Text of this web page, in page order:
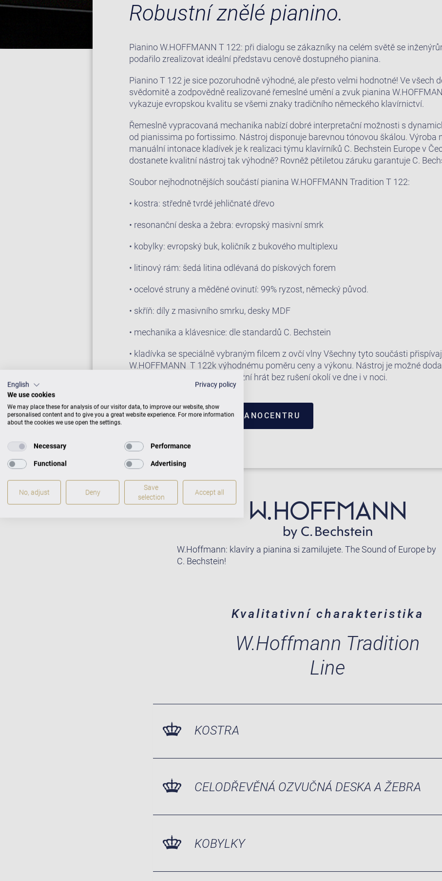
Robustní znělé pianino.
Pianino W.HOFFMANN T 122: při dialogu se zákazníky na celém světě se
podařilo zrealizovat ideální představu cenově dostupného pianina.
Pianino T 122 je sice pozoruhodně výhodné, ale přesto velmi hodnotné! Ve všech
svědomitě a zodpovědně realizované řemeslné umění a zvuk pianina
vykazuje evropskou kvalitu se všemi znaky tradičního německého klavírnictví.
Řemeslně vypracovaná mechanika nabízí dobré interpretační možnosti s
od pianissima po fortissimo. Nástroj disponuje barevnou tónovou škálou. Výroba
manuální intonace kladívek je k realizaci týmu klavírníků C. Bechstein Europe v
dostanete kvalitní nástroj tak výhodně? Rovněž pětiletou záruku garantuje C.
Soubor nejhodnotnějších součástí pianina W.HOFFMANN Tradition T 122:
• kostra: středně tvrdé jehličnaté dřevo
• resonanční deska a žebra: evropský masivní smrk
• kobylky: evropský buk, količník z bukového multiplexu
• litinový rám: šedá litina odlévaná do pískových forem
• ocelové struny a měděné ovinutí: 99% ryzost, německý původ.
• skříň: díly z masivního smrku, desky MDF
• mechanika a klávesnice: dle standardů C. Bechstein
• kladívka se speciálně vybraným filcem z ovčí vlny Všechny tyto součásti
W.HOFFMANN T 122k výhodnému poměru ceny a výkonu. Nástroj je možné
Vario Systém které Vám umožní hrát bez rušení okolí ve dne i v noci.
PROHLÉDNOUT SI V PIANOCENTRU
W.Hoffmann: klavíry a pianina si zamilujete. The Sound of Europe by
C. Bechstein!
Kvalitativní charakteristika
W.Hoffmann Tradition
Line
KOSTRA
CELODŘEVĚNÁ OZVUČNÁ DESKA A ŽEBRA
KOBYLKY
English
Privacy policy
We use cookies
We may place these for analysis of our visitor data, to improve our website, show
personalised content and to give you a great website experience. For more information
about the cookies we use open the settings.
Necessary Performance
Functional Advertising
No, adjust Deny
Save
selection
Accept all